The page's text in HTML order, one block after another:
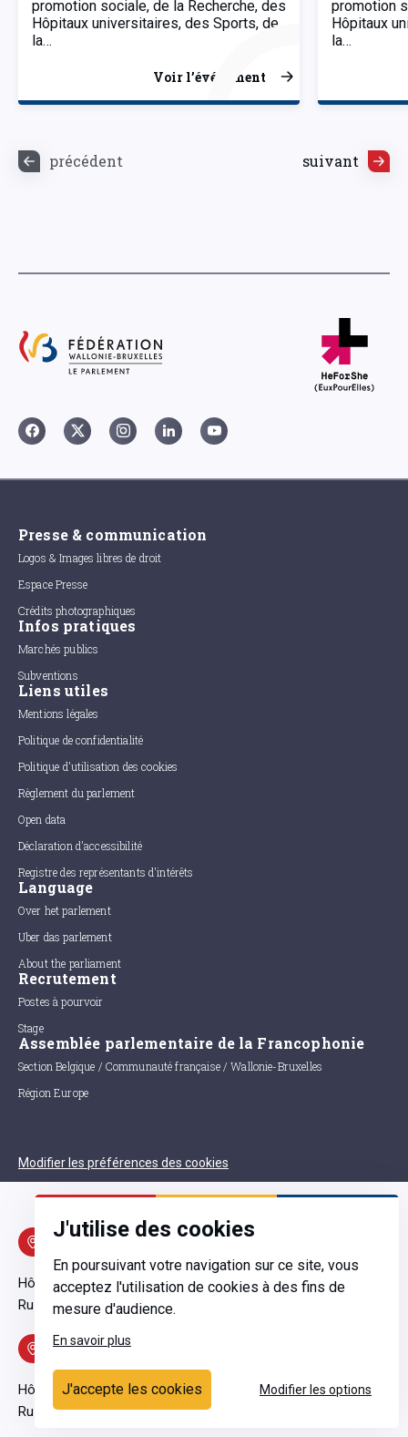
J'utilise des cookies
En poursuivant votre navigation sur ce site, vous
acceptez l'utilisation de cookies à des fins de
mesure d'audience.
En savoir plus
J'accepte les cookies Modifier les options
promotion sociale, de la Recherche, des
Hôpitaux universitaires, des Sports, de
la…
Voir l’événement
promotion
Hôpitaux
la…
précédent suivant
Presse & communication
Logos & Images libres de droit
Espace Presse
Crédits photographiques
Infos pratiques
Marchés publics
Subventions
Liens utiles
Mentions légales
Politique de confidentialité
Politique d'utilisation des cookies
Règlement du parlement
Open data
Déclaration d'accessibilité
Registre des représentants d'intérêts
Language
Over het parlement
Uber das parlement
About the parliament
Recrutement
Postes à pourvoir
Stage
Assemblée parlementaire de la Francophonie
Section Belgique / Communauté française / Wallonie-Bruxelles
Région Europe
Modifier les préférences des cookies
Adresse officielle
Hôtel du Greffe
Rue de la Loi 6, 1000 Bruxelles
Adresse visites
Hôtel de Ligne
Rue Royale 72, 1000 Bruxelles